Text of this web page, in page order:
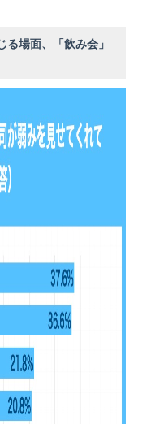
る場面、「飲み会」